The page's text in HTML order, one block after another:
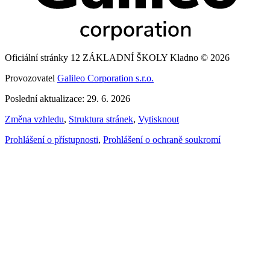
Oficiální stránky 12 ZÁKLADNÍ ŠKOLY Kladno © 2026
Provozovatel Galileo Corporation s.r.o.
Poslední aktualizace: 29. 6. 2026
Změna vzhledu, Struktura stránek, Vytisknout
Prohlášení o přístupnosti, Prohlášení o ochraně soukromí